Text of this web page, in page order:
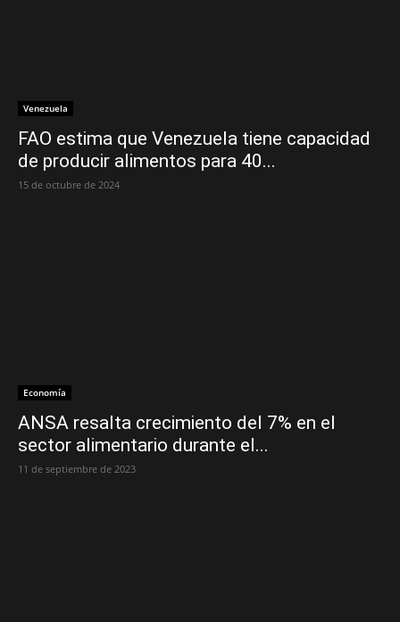
Venezuela
FAO estima que Venezuela tiene capacidad
de producir alimentos para 40...
15 de octubre de 2024
Economía
ANSA resalta crecimiento del 7% en el
sector alimentario durante el...
11 de septiembre de 2023